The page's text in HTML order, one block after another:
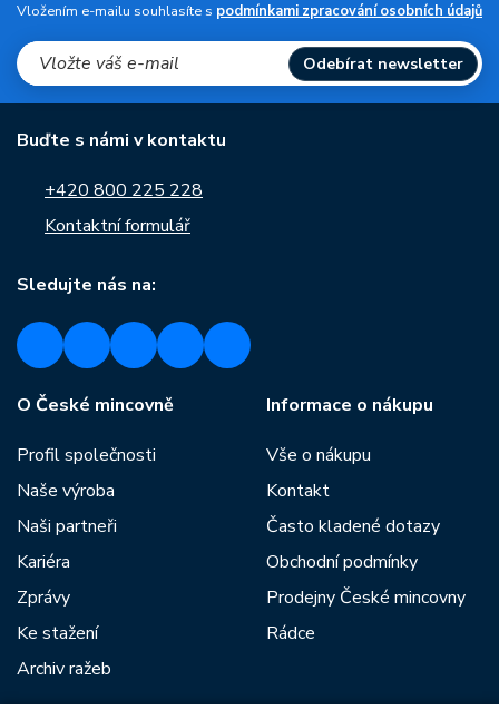
Vložením e-mailu souhlasíte s podmínkami zpracování osobních údajů
Odebírat newsletter
Buďte s námi v kontaktu
+420 800 225 228
Kontaktní formulář
Sledujte nás na:
O České mincovně
Profil společnosti
Naše výroba
Naši partneři
Kariéra
Zprávy
Ke stažení
Archiv ražeb
Informace o nákupu
Vše o nákupu
Kontakt
Často kladené dotazy
Obchodní podmínky
Prodejny České mincovny
Rádce